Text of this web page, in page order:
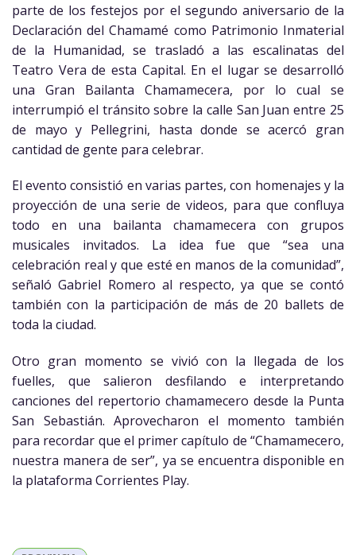
parte de los festejos por el segundo aniversario de la
Declaración del Chamamé como Patrimonio Inmaterial
de la Humanidad, se trasladó a las escalinatas del
Teatro Vera de esta Capital. En el lugar se desarrolló
una Gran Bailanta Chamamecera, por lo cual se
interrumpió el tránsito sobre la calle San Juan entre 25
de mayo y Pellegrini, hasta donde se acercó gran
cantidad de gente para celebrar.
El evento consistió en varias partes, con homenajes y la
proyección de una serie de videos, para que confluya
todo en una bailanta chamamecera con grupos
musicales invitados. La idea fue que “sea una
celebración real y que esté en manos de la comunidad”,
señaló Gabriel Romero al respecto, ya que se contó
también con la participación de más de 20 ballets de
toda la ciudad.
Otro gran momento se vivió con la llegada de los
fuelles, que salieron desfilando e interpretando
canciones del repertorio chamamecero desde la Punta
San Sebastián. Aprovecharon el momento también
para recordar que el primer capítulo de “Chamamecero,
nuestra manera de ser”, ya se encuentra disponible en
la plataforma Corrientes Play.